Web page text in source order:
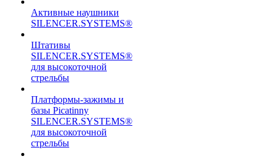
Активные наушники
SILENCER.SYSTEMS®
Штативы
SILENCER.SYSTEMS®
для высокоточной
стрельбы
Платформы-зажимы и
базы Picatinny
SILENCER.SYSTEMS®
для высокоточной
стрельбы